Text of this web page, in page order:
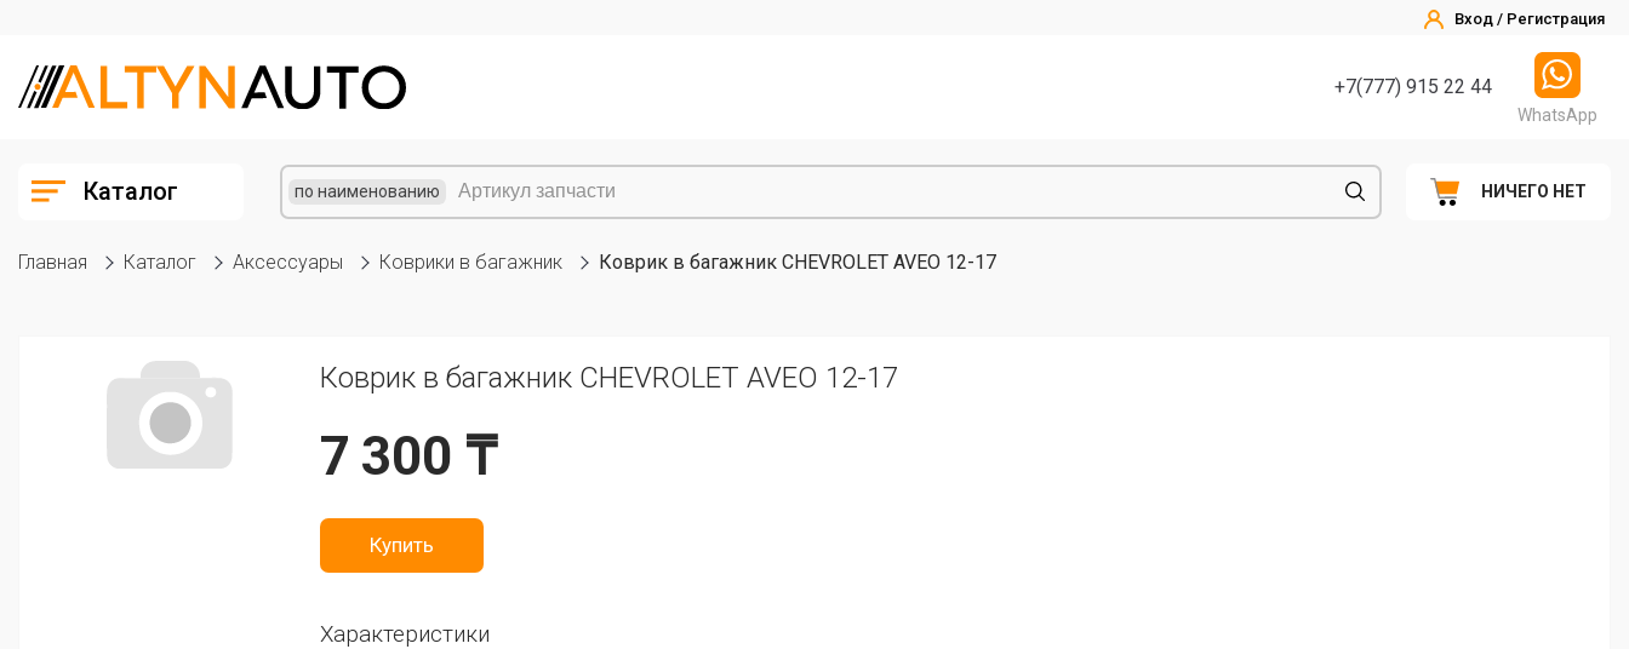
Вход / Регистрация
+7(777) 915 22 44
WhatsApp
Каталог по наименованию НИЧЕГО НЕТ
Главная Каталог Аксессуары Коврики в багажник Коврик в багажник CHEVROLET AVEO 12-17
Коврик в багажник CHEVROLET AVEO 12-17
7 300 ₸
Купить
Характеристики